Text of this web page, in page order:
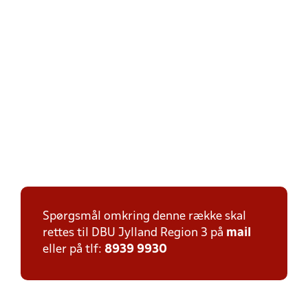
Spørgsmål omkring denne række skal
rettes til DBU Jylland Region 3 på mail
eller på tlf: 8939 9930